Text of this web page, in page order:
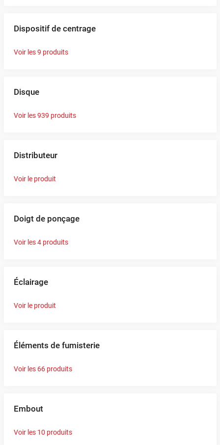
Dispositif de centrage
Voir les 9 produits
Disque
Voir les 939 produits
Distributeur
Voir le produit
Doigt de ponçage
Voir les 4 produits
Éclairage
Voir le produit
Éléments de fumisterie
Voir les 66 produits
Embout
Voir les 10 produits